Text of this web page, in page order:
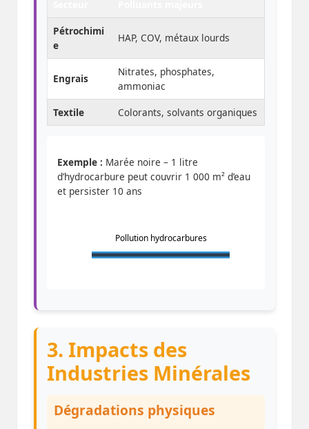
Pétrochimi
e
HAP, COV, métaux lourds
Engrais
Nitrates, phosphates,
ammoniac
Textile
Colorants, solvants organiques
Exemple : Marée noire – 1 litre
d’hydrocarbure peut couvrir 1 000 m² d’eau
et persister 10 ans
Pollution hydrocarbures
3. Impacts des
Industries Minérales
Dégradations physiques